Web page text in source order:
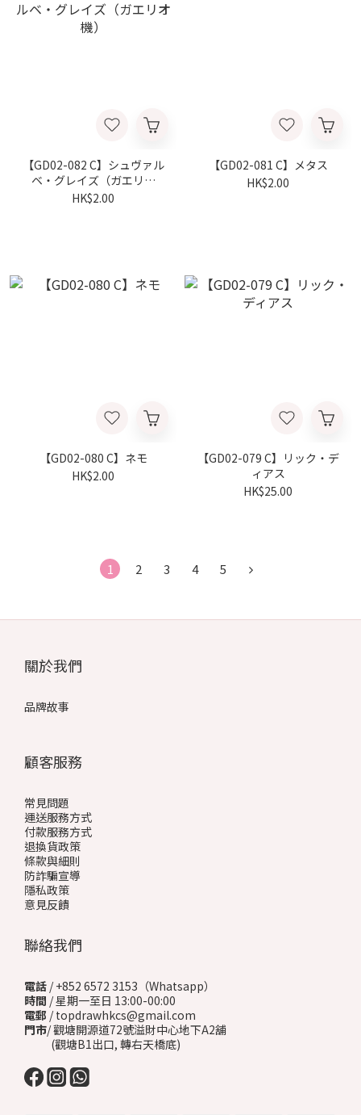
【GD02-082 C】シュヴァル
ベ・グレイズ（ガエリオ
機）
HK$2.00
【GD02-081 C】メタス
HK$2.00
【GD02-080 C】ネモ
HK$2.00
【GD02-079 C】リック・デ
ィアス
HK$25.00
1 2 3 4 5
關於我們
品牌故事
顧客服務
常見問題
運送服務方式
付款服務方式
退換貨政策
條款與細則
防詐騙宣導
隱私政策
意見反饋
聯絡我們
電話 / +852 6572 3153（Whatsapp）
時間 / 星期一至日 13:00-00:00
電郵 / topdrawhkcs@gmail.com
門市/ 觀塘開源道72號溢財中心地下A2舖
(觀塘B1出口, 轉右天橋底)